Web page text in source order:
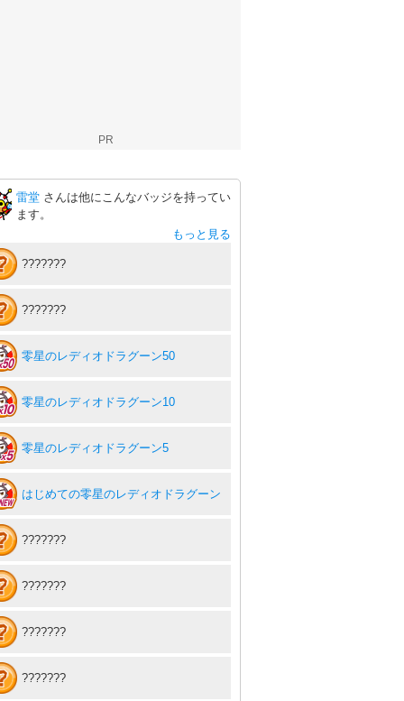
PR
雷堂 さんは他にこんなバッジを持ってい
ます。
もっと見る
???????
???????
零星のレディオドラグーン50
零星のレディオドラグーン10
零星のレディオドラグーン5
はじめての零星のレディオドラグーン
???????
???????
???????
???????